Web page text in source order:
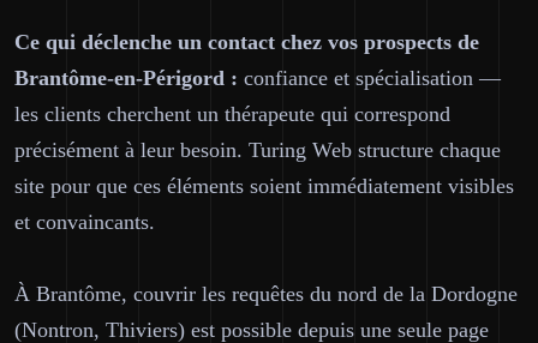
Ce qui déclenche un contact chez vos prospects de
Brantôme-en-Périgord : confiance et spécialisation —
les clients cherchent un thérapeute qui correspond
précisément à leur besoin. Turing Web structure chaque
site pour que ces éléments soient immédiatement visibles
et convaincants.
À Brantôme, couvrir les requêtes du nord de la Dordogne
(Nontron, Thiviers) est possible depuis une seule page